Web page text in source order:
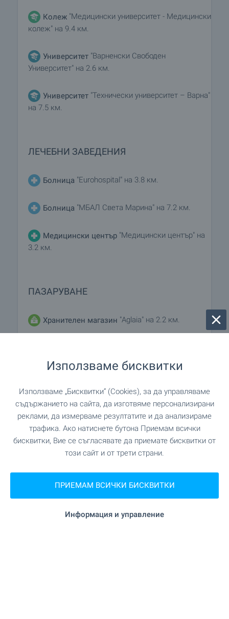
Колеж "Медицински университет - Медицински
колеж" на 9.4 км.
Университет "Варненски Свободен
Университет" на 2.6 км.
Университет "Технически университет – Варна"
на 7.5 км.
ЛЕЧЕБНИ ЗАВЕДЕНИЯ
Болница "Eurohospital" на 3.8 км.
Болница "МБАЛ Света Марина" на 7.2 км.
Медицински център "Медицински център" на
3.2 км.
ПАЗАРУВАНЕ
Хранителен магазин "Aglaia" на 2.2 км.
Пазар"Пазар Левски" на 8.1 км.
Пекарна"Пекарна" на 3.2 км.
Зоо магазинна 8.2 км.
Мол"Амфора" на 3.7 км.
Използваме бисквитки
Използваме „Бисквитки“ (Cookies), за да управляваме
съдържанието на сайта, да изготвяме персонализирани
реклами, да измерваме резултатите и да анализираме
трафика. Ако натиснете бутона Приемам всички
бисквитки, Вие се съгласявате да приемате бисквитки от
този сайт и от трети страни.
ПРИЕМАМ ВСИЧКИ БИСКВИТКИ
Информация и управление